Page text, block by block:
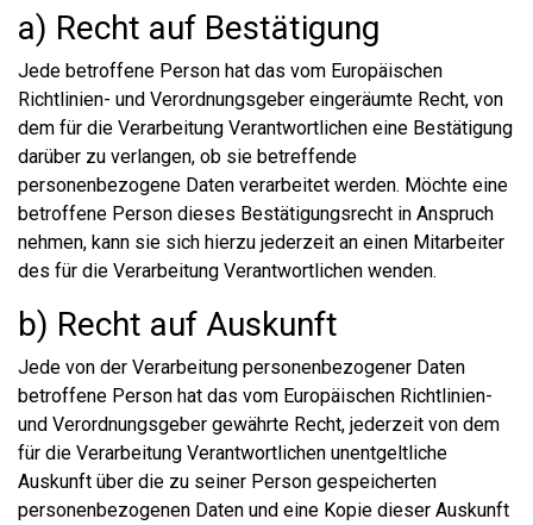
a) Recht auf Bestätigung
Jede betroffene Person hat das vom Europäischen
Richtlinien- und Verordnungsgeber eingeräumte Recht, von
dem für die Verarbeitung Verantwortlichen eine Bestätigung
darüber zu verlangen, ob sie betreffende
personenbezogene Daten verarbeitet werden. Möchte eine
betroffene Person dieses Bestätigungsrecht in Anspruch
nehmen, kann sie sich hierzu jederzeit an einen Mitarbeiter
des für die Verarbeitung Verantwortlichen wenden.
b) Recht auf Auskunft
Jede von der Verarbeitung personenbezogener Daten
betroffene Person hat das vom Europäischen Richtlinien-
und Verordnungsgeber gewährte Recht, jederzeit von dem
für die Verarbeitung Verantwortlichen unentgeltliche
Auskunft über die zu seiner Person gespeicherten
personenbezogenen Daten und eine Kopie dieser Auskunft